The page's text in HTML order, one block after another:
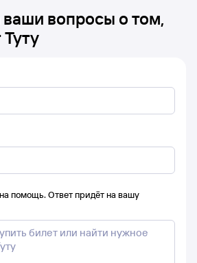
вопросы о том,
Туту
помощь. Ответ придёт на вашу